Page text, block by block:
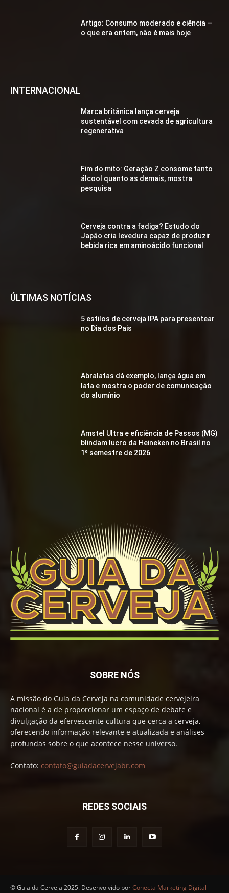
Artigo: Consumo moderado e ciência —
o que era ontem, não é mais hoje
INTERNACIONAL
Marca britânica lança cerveja
sustentável com cevada de agricultura
regenerativa
Fim do mito: Geração Z consome tanto
álcool quanto as demais, mostra
pesquisa
Cerveja contra a fadiga? Estudo do
Japão cria levedura capaz de produzir
bebida rica em aminoácido funcional
ÚLTIMAS NOTÍCIAS
5 estilos de cerveja IPA para presentear
no Dia dos Pais
Abralatas dá exemplo, lança água em
lata e mostra o poder de comunicação
do alumínio
Amstel Ultra e eficiência de Passos (MG)
blindam lucro da Heineken no Brasil no
1º semestre de 2026
SOBRE NÓS
A missão do Guia da Cerveja na comunidade cervejeira
nacional é a de proporcionar um espaço de debate e
divulgação da efervescente cultura que cerca a cerveja,
oferecendo informação relevante e atualizada e análises
profundas sobre o que acontece nesse universo.
Contato: contato@guiadacervejabr.com
REDES SOCIAIS
© Guia da Cerveja 2025. Desenvolvido porConecta Marketing Digital